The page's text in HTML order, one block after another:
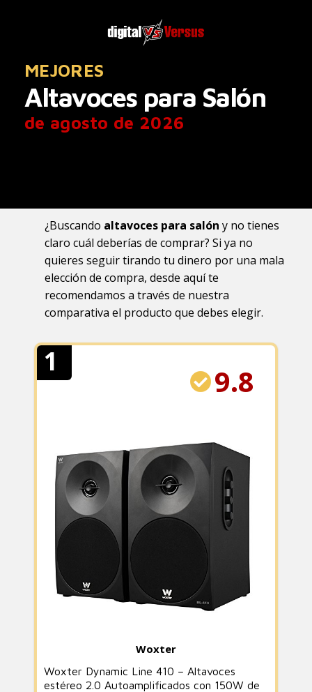
MEJORES
Altavoces para Salón
de agosto de 2026
¿Buscando altavoces para salón y no tienes
claro cuál deberías de comprar? Si ya no
quieres seguir tirando tu dinero por una mala
elección de compra, desde aquí te
recomendamos a través de nuestra
comparativa el producto que debes elegir.
1
9.8
Woxter
Woxter Dynamic Line 410 – Altavoces
estéreo 2.0 Autoamplificados con 150W de